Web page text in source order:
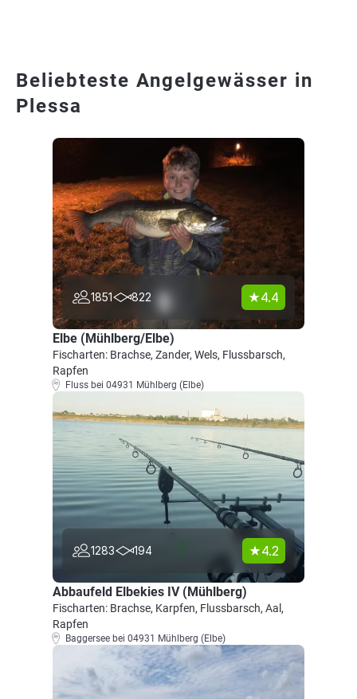
Beliebteste Angelgewässer in
Plessa
1851 822 4.4
Elbe (Mühlberg/Elbe)
Fischarten: Brachse, Zander, Wels, Flussbarsch,
Rapfen
Fluss bei 04931 Mühlberg (Elbe)
1283 194 4.2
Abbaufeld Elbekies IV (Mühlberg)
Fischarten: Brachse, Karpfen, Flussbarsch, Aal,
Rapfen
Baggersee bei 04931 Mühlberg (Elbe)